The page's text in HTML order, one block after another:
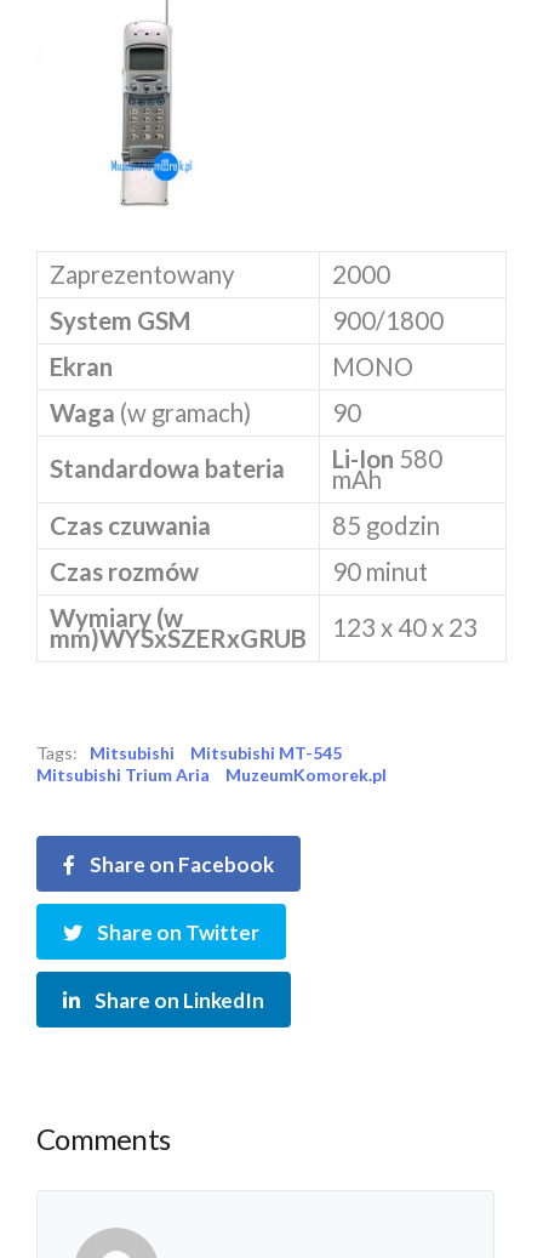
Zaprezentowany
2000
System GSM
900/1800
Ekran
MONO
Waga (w gramach)
90
Standardowa bateria
Li-Ion 580
mAh
Czas czuwania
85 godzin
Czas rozmów
90 minut
Wymiary (w
mm)WYSxSZERxGRUB 123 x 40 x 23
Tags: Mitsubishi
Mitsubishi MT-545
Mitsubishi Trium Aria
MuzeumKomorek.pl
Share on Facebook
Share on Twitter
Share on LinkedIn
Comments